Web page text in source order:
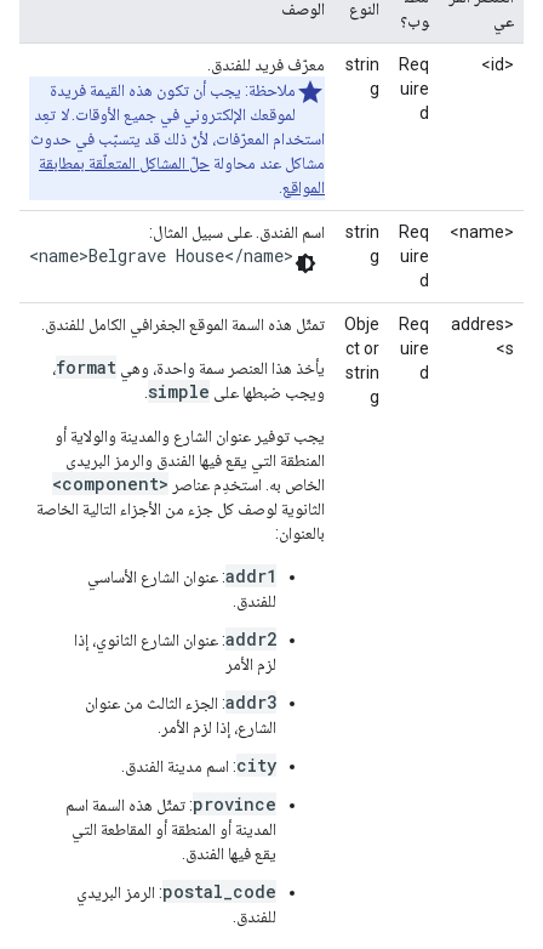
عي
وب؟
النوع الوصف
<id>
Req
uire
d
strin
g
معرّف فريد للفندق.
ملاحظة: يجب أن تكون هذه القيمة فريدة
لموقعك الإلكتروني في جميع الأوقات.لا تعِد
استخدام المعرّفات، لأنّ ذلك قد يتسبّب في حدوث
مشاكل عند محاولة حلّ المشاكل المتعلّقة بمطابقة
المواقع
<name>
Req
uire
d
strin
g
اسم الفندق. على سبيل المثال:
<name>Belgrave House</name>
<addres
s>
Req
uire
d
Obje
ct or
strin
g
تمثّل هذه السمة الموقع الجغرافي الكامل للفندق.
يأخذ هذا العنصر سمة واحدة، وهي format،
ويجب ضبطها على simple
يجب توفير عنوان الشارع والمدينة والولاية أو
المنطقة التي يقع فيها الفندق والرمز البريدي
الخاص به. استخدِم عناصر <component>
الثانوية لوصف كل جزء من الأجزاء التالية الخاصة
بالعنوان:
addr1: عنوان الشارع الأساسي
للفندق.
addr2: عنوان الشارع الثانوي، إذا
لزم الأمر
addr3: الجزء الثالث من عنوان
الشارع، إذا لزم الأمر.
city: اسم مدينة الفندق.
province: تمثّل هذه السمة اسم
المدينة أو المنطقة أو المقاطعة التي
يقع فيها الفندق.
postal_code: الرمز البريدي
للفندق.